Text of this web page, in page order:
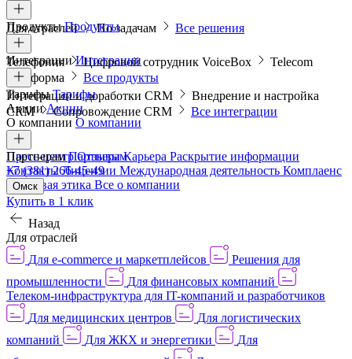
Для отраслей По задачам Все решения
ПродуктыПродукты
Телефония Цифровой сотрудник VoiceBox
Telecom
платформа
Все продукты
ИнтеграцииИнтеграции
Интеграции и доработки CRM
Внедрение и настройка
CRM
Сопровождение CRM Все интеграции
ТарифыТарифы
АкцииАкции
О компании О компании
Пресс-центрОтзывыКарьера Раскрытие информации
КонтактыЛицензии Международная деятельность Комплаенс
и деловая этика Все о компании
ПартнерамПартнерам
+7 (381) 266-45-49
Омск
Купить в 1 клик
Назад
Для отраслей
Для e-commerce и маркетплейсов
Решения для
промышленности
Для финансовых компаний
Телеком-инфраструктура для IT-компаний и разработчиков
Для медицинских центров
Для логистических
компаний
Для ЖКХ и энергетики
Для